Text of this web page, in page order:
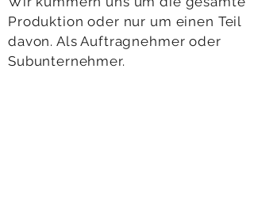
Produktion oder nur um einen Teil
davon. Als Auftragnehmer oder
Subunternehmer.